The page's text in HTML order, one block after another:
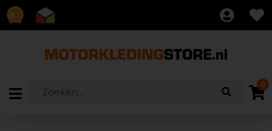
8.7
0